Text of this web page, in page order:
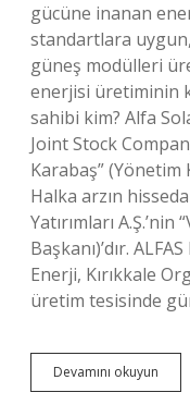
gücüne inanan
standartlara
güneş modülleri
enerjisi üretiminin
sahibi kim? Alfa
Joint Stock
Karabaş”
Halka arzın
Yatırımları
Başkanı)’dır.
Enerji, Kırıkkale
üretim tesisinde
Devamını okuyun
Ne